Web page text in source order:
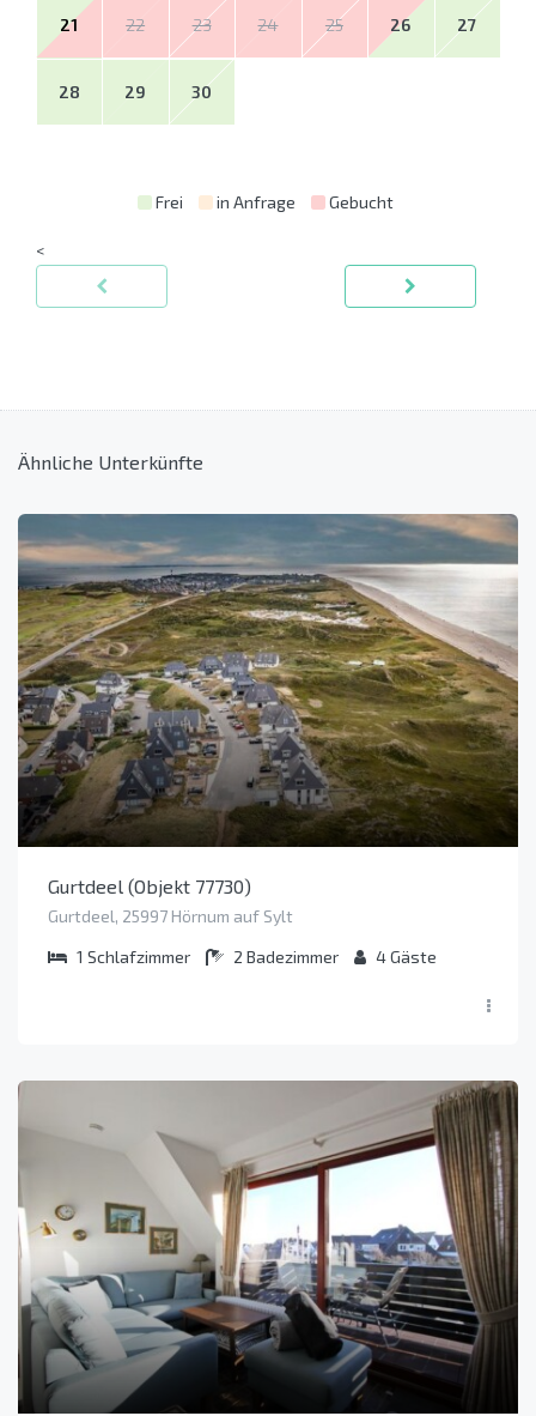
21 22 23 24 25 26 27
28 29 30
Frei in Anfrage Gebucht
<
Ähnliche Unterkünfte
Gurtdeel (Objekt 77730)
Gurtdeel, 25997 Hörnum auf Sylt
1 Schlafzimmer 2 Badezimmer 4Gäste